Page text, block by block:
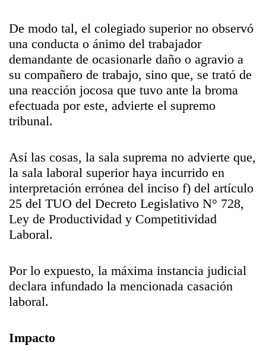
De modo tal, el colegiado superior no observó
una conducta o ánimo del trabajador
demandante de ocasionarle daño o agravio a
su compañero de trabajo, sino que, se trató de
una reacción jocosa que tuvo ante la broma
efectuada por este, advierte el supremo
tribunal.
Así las cosas, la sala suprema no advierte que,
la sala laboral superior haya incurrido en
interpretación errónea del inciso f) del artículo
25 del TUO del Decreto Legislativo N° 728,
Ley de Productividad y Competitividad
Laboral.
Por lo expuesto, la máxima instancia judicial
declara infundado la mencionada casación
laboral.
Impacto